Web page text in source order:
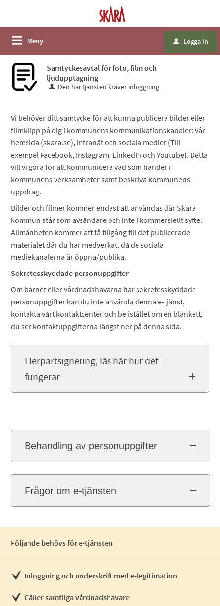
Meny u Logga in
Samtyckesavtal för foto, film och
ljudupptagning
Den här tjänsten kräver inloggning
Vi behöver ditt samtycke för att kunna publicera bilder eller
filmklipp på dig i kommunens kommunikationskanaler: vår
hemsida (skara.se), intranät och sociala medier (Till
exempel Facebook, Instagram, LinkedIn och Youtube). Detta
vill vi göra för att kommunicera vad som händer i
kommunens verksamheter samt beskriva kommunens
uppdrag.
Bilder och filmer kommer endast att användas där Skara
kommun står som avsändare och inte i kommersiellt syfte.
Allmänheten kommer att få tillgång till det publicerade
materialet där du har medverkat, då de sociala
mediekanalerna är öppna/publika.
Sekretesskyddade personuppgifter
Om barnet eller vårdnadshavarna har sekretesskyddade
personuppgifter kan du inte använda denna e-tjänst,
kontakta vårt kontaktcenter och be istället om en blankett,
du ser kontaktuppgifterna längst ner på denna sida.
Flerpartsignering, läs här hur det
fungerar
Behandling av personuppgifter
Frågor om e-tjänsten
Följande behövs för e-tjänsten
Inloggning och underskrift med e-legitimation
Gäller samtliga vårdnadshavare